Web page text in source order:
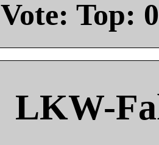
Vote: Top: 0
LKW-